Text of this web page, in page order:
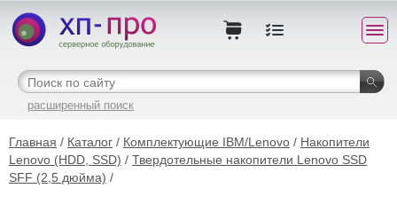
расширенный поиск
Главная / Каталог / Комплектующие IBM/Lenovo / Накопители
Lenovo (HDD, SSD) / Твердотельные накопители Lenovo SSD
SFF (2,5 дюйма) /